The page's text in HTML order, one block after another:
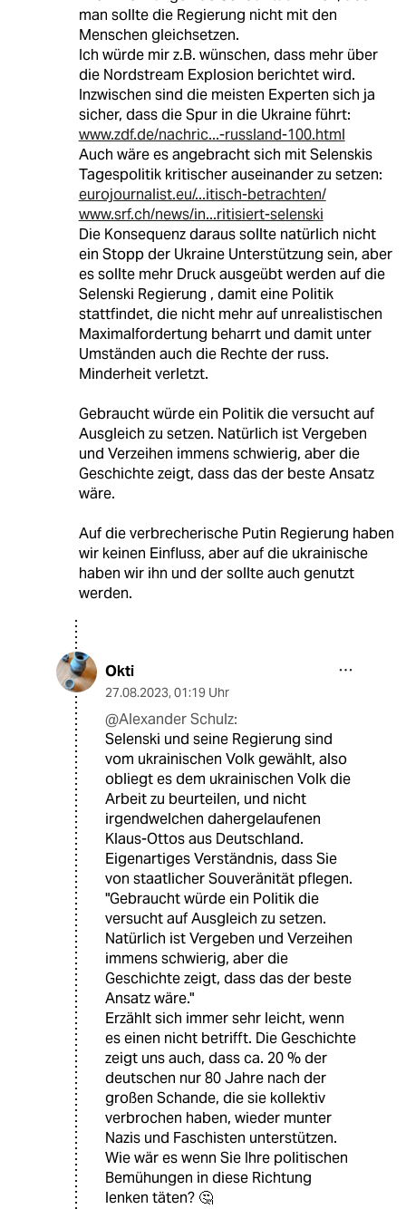
man sollte die Regierung nicht mit den
Menschen gleichsetzen.
Ich würde mir z.B. wünschen, dass mehr über
die Nordstream Explosion berichtet wird.
Inzwischen sind die meisten Experten sich ja
sicher, dass die Spur in die Ukraine führt:
www.zdf.de/nachric...-russland-100.html
Auch wäre es angebracht sich mit Selenskis
Tagespolitik kritischer auseinander zu setzen:
eurojournalist.eu/...itisch-betrachten/
www.srf.ch/news/in...ritisiert-selenski
Die Konsequenz daraus sollte natürlich nicht
ein Stopp der Ukraine Unterstützung sein, aber
es sollte mehr Druck ausgeübt werden auf die
Selenski Regierung , damit eine Politik
stattfindet, die nicht mehr auf unrealistischen
Maximalfordertung beharrt und damit unter
Umständen auch die Rechte der russ.
Minderheit verletzt.
Gebraucht würde ein Politik die versucht auf
Ausgleich zu setzen. Natürlich ist Vergeben
und Verzeihen immens schwierig, aber die
Geschichte zeigt, dass das der beste Ansatz
wäre.
Auf die verbrecherische Putin Regierung haben
wir keinen Einfluss, aber auf die ukrainische
haben wir ihn und der sollte auch genutzt
werden.
Okti
27.08.2023, 01:19 Uhr
@Alexander Schulz:
Selenski und seine Regierung sind
vom ukrainischen Volk gewählt, also
obliegt es dem ukrainischen Volk die
Arbeit zu beurteilen, und nicht
irgendwelchen dahergelaufenen
Klaus-Ottos aus Deutschland.
Eigenartiges Verständnis, dass Sie
von staatlicher Souveränität pflegen.
"Gebraucht würde ein Politik die
versucht auf Ausgleich zu setzen.
Natürlich ist Vergeben und Verzeihen
immens schwierig, aber die
Geschichte zeigt, dass das der beste
Ansatz wäre."
Erzählt sich immer sehr leicht, wenn
es einen nicht betrifft. Die Geschichte
zeigt uns auch, dass ca. 20 % der
deutschen nur 80 Jahre nach der
großen Schande, die sie kollektiv
verbrochen haben, wieder munter
Nazis und Faschisten unterstützen.
Wie wär es wenn Sie Ihre politischen
Bemühungen in diese Richtung
lenken täten? 🤔